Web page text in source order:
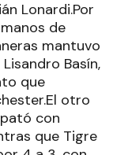
Lonardi.Por
de
mantuvo
Basín,
que
otro
con
que Tigre